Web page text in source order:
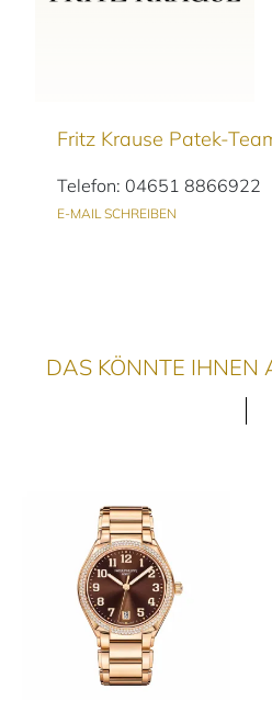
Fritz Krause Patek-
Telefon: 04651 8866922
E-MAIL SCHREIBEN
DAS KÖNNTE IHNEN